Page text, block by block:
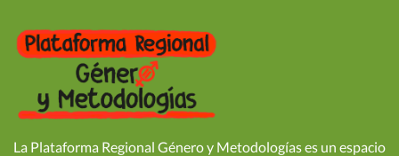
La Plataforma Regional Género y Metodologías es un espacio